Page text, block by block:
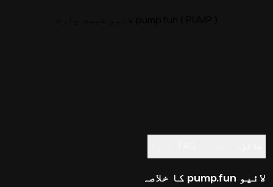
لائیو pump.fun کا خلاصہ